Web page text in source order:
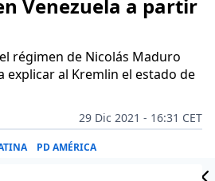
Venezuela a partir
régimen de Nicolás Maduro
explicar al Kremlin el estado de
29 Dic 2021 - 16:31 CET
PD AMÉRICA